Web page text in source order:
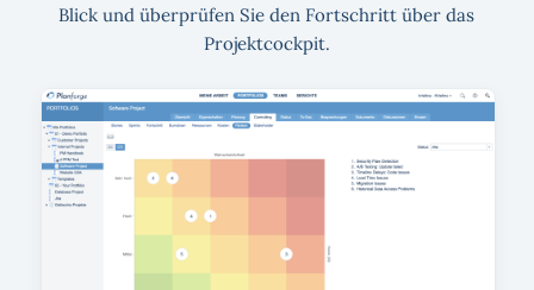
Blick und überprüfen Sie den Fortschritt über das
Projektcockpit.